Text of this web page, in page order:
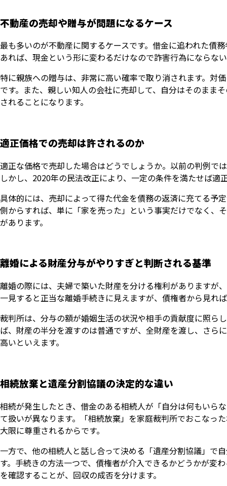
不動産の売却や贈与が問題になるケース
最も多いのが不動産に関するケースです。借金に追われた債
あれば、現金という形に変わるだけなので詐害行為にならな
特に親族への贈与は、非常に高い確率で取り消されます。対
です。また、親しい知人の会社に売却して、自分はそのまま
されることになります。
適正価格での売却は許されるのか
適正な価格で売却した場合はどうでしょうか。以前の判例で
しかし、2020年の民法改正により、一定の条件を満たせば
具体的には、売却によって得た代金を債務の返済に充てる予
側からすれば、単に「家を売った」という事実だけでなく、
があります。
離婚による財産分与がやりすぎと判断される基準
離婚の際には、夫婦で築いた財産を分ける権利がありますが
一見すると正当な離婚手続きに見えますが、債権者から見れ
裁判所は、分与の額が婚姻生活の状況や相手の貢献度に照ら
ば、財産の半分を渡すのは普通ですが、全財産を渡し、さら
高いといえます。
相続放棄と遺産分割協議の決定的な違い
相続が発生したとき、借金のある相続人が「自分は何もいら
て扱いが異なります。「相続放棄」を家庭裁判所でおこなっ
大限に尊重されるからです。
一方で、他の相続人と話し合って決める「遺産分割協議」で
す。手続きの方法一つで、債権者が介入できるかどうかが変
を確認することが、回収の成否を分けます。